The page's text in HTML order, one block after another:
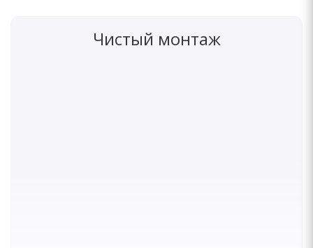
Чистый монтаж